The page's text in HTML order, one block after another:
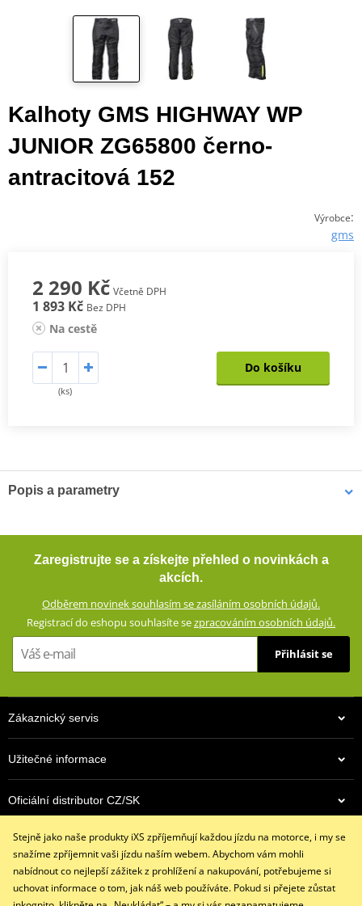
Kalhoty GMS HIGHWAY WP
JUNIOR ZG65800 černo-
antracitová 152
Výrobce:
gms
2 290 Kč Včetně DPH
1 893 Kč Bez DPH
Na cestě
(ks)
Do košíku
Popis a parametry
Vnější materiál odolný proti obroušení GERMADURA® 600D
(100% polyester)
(voděodolná, větruodolná, prodyšná)
Výškově nastavitelné chrániče kolenou (vyjímatelné,
certifikované podle normy CE)
Konce nohavic rozepínatelné zipem a suchým zipem
Délka nohavic nastavitelná na konci v rozmezí 4cm
Certifikované podle normy EN17092-3:2020 (AA)
GMS SIZE
GMS SIZES
Zaregistrujte se a získejte přehled o novinkách a
akcích.
Odběrem novinek souhlasím se zasíláním osobních údajů.
Registrací do eshopu souhlasíte sezpracováním osobních údajů.
Přihlásit se
Zákaznický servis
Užitečné informace
Oficiální distributor CZ/SK
Kontaktujte nás
info@ixs-motopoint.cz
Po - Pá (8:00 - 16:30)
Stejně jako naše produkty iXS zpříjemňují každou jízdu na motorce, i my se
snažíme zpříjemnit vaši jízdu naším webem. Abychom vám mohli
nabídnout co nejlepší zážitek z prohlížení a nakupování, potřebujeme si
uchovat informace o tom, jak náš web používáte. Pokud si přejete zůstat